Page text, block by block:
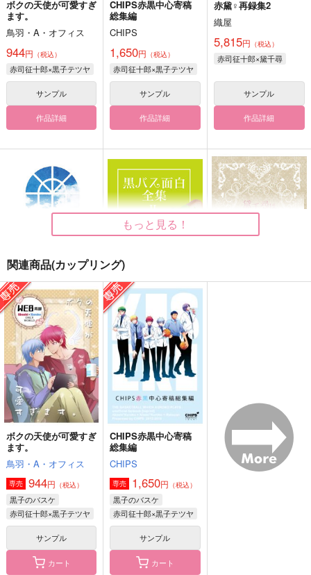
ボクの天使が可愛すぎ
ます。
鳥羽・A・オフィス
944円 （税込）
赤司征十郎×黒子テツヤ
サンプル
作品詳細
CHIPS赤黒中心寄稿
総集編
CHIPS
1,650円 （税込）
赤司征十郎×黒子テツヤ
サンプル
作品詳細
赤黛♀再録集2
織屋
5,815円 （税込）
赤司征十郎×黛千尋
サンプル
作品詳細
赤黛♀再録集
織屋
5,815円（税込）
赤司征十郎×黛千尋
サンプル
作品詳細
黒バス面白全集2
織屋
5,657円（税込）
赤司征十郎
サンプル
作品詳細
もっと見る！
関連商品(カップリング)
ボクの天使が可愛すぎ
ます。
鳥羽・A・オフィス
専売 944円 （税込）
黒子のバスケ
赤司征十郎×黒子テツヤ
サンプル
カート
CHIPS赤黒中心寄稿
総集編
CHIPS
専売 1,650円 （税込）
黒子のバスケ
赤司征十郎×黒子テツヤ
サンプル
カート